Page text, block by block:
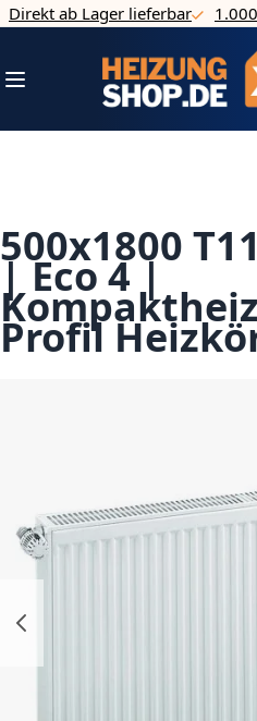
Direkt zum Inhalt
ab Lager lieferbar 1.000
Navigation umschalten
500x1800
| Eco 4 |
Profil